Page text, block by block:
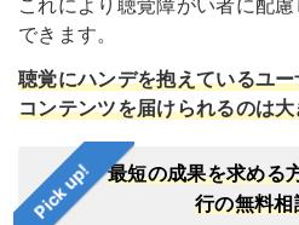
これにより聴覚障がい者に配
できます。
聴覚にハンデを抱えているユ
コンテンツを届けられるのは
Pick up! 最短の成果を求める
行の無料